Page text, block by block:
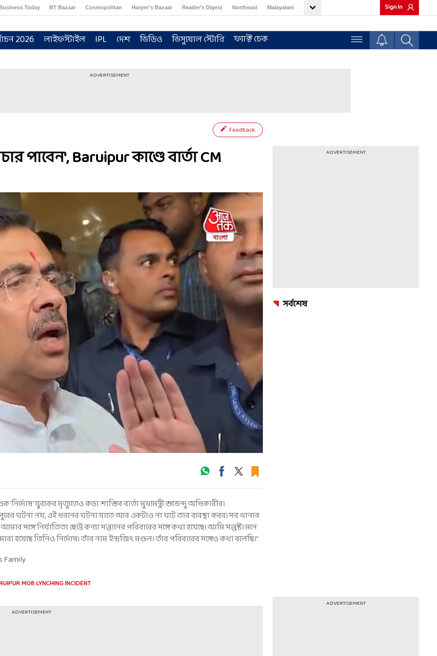
Today BT Bazaar Cosmopolitan Harper's Bazaar Reader’s Digest Northeast Malayalam Sign In
2026 লাইফস্টাইল IPL দেশ ভিডিও ভিস্যুয়াল স্টোরি ফ্যাক্ট চেক
ADVERTISEMENT
Feedback
পাবেন', Baruipur কাণ্ডে বার্তা CM
যুবকের মৃত্যুতেও কড়া শাস্তির বার্তা মুখ্যমন্ত্রী শুভেন্দু অধিকারীর।
ঘটনা নয়, এই ধরনের ঘটনা যাতে আর একটাও না ঘটে তার ব্যবস্থা করব। সব থানার
সঙ্গে নির্যাতিতা ছোট্ট কন্যা সন্তানের পরিবারের সঙ্গে কথা হয়েছে। আমি সন্তুষ্ট। মনে
হয়েছে তিনিও নির্দোষ। তাঁর নাম ইন্দ্রজিৎ মণ্ডল। তাঁর পরিবারের সঙ্গেও কথা বলেছি।"
Family
MOB LYNCHING INCIDENT
ADVERTISEMENT
ADVERTISEMENT
সর্বশেষ
ADVERTISEMENT